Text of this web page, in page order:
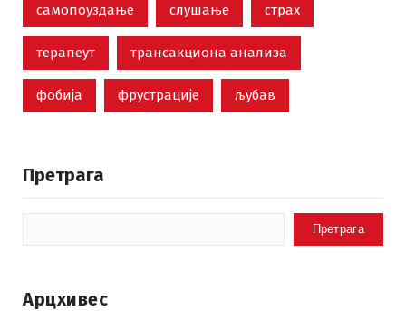
самопоуздање слушање страх
терапеут трансакциона анализа
фобија фрустрације љубав
Претрага
Претрага
Арцхивес